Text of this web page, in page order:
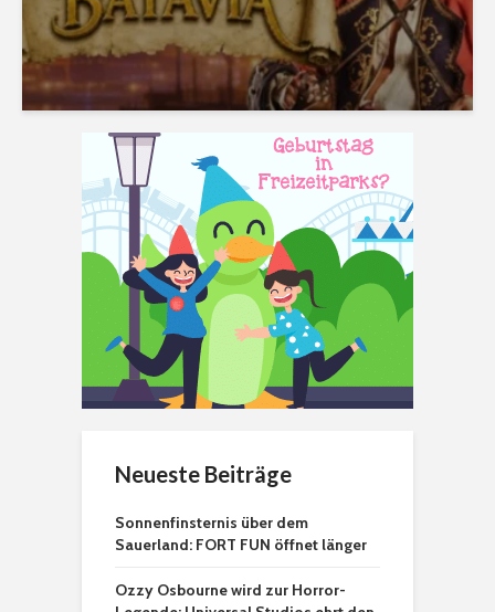
Neueste Beiträge
Sonnenfinsternis über dem
Sauerland: FORT FUN öffnet länger
Ozzy Osbourne wird zur Horror-